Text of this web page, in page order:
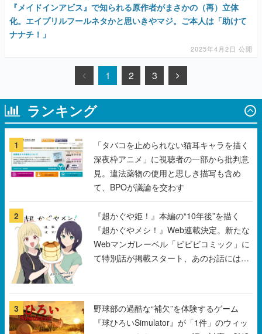
『メイドインアビス』で知られる原作者がまさかの（再）立体
化。エイプリルフールネタかと思いきやマジ。ご本人は「助けて
ナナチ！」
2025年4月2日 公開
1 2 3
ランキング
1
「タバコを止められない猫耳キャラを描く
深夜枠アニメ」に視聴者の一部から批判意
見。違法薬物の使用と思しき描写も含め
て、BPOが議論を交わす
2
『超かぐや姫！』本編の“10年後”を描く
『超かぐやメシ！』Web連載決定。新たな
Webマンガレーベル「ビビビコミック」に
て特別話が掲載スタート、あのお話には…
3
野球部の過酷な“補欠”を体験するゲーム
『球ひろいSimulator』が「1件」のウィッ